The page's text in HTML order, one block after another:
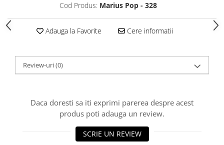
Cod Produs: Marius Pop - 328
Adauga la Favorite Cere informatii
Review-uri(0)
Daca doresti sa iti exprimi parerea despre acest
produs poti adauga un review.
SCRIE UN REVIEW